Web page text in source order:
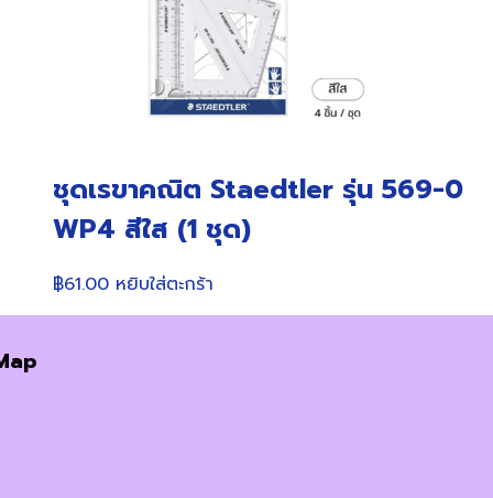
ชุดเรขาคณิต Staedtler รุ่น 569-0
WP4 สีใส (1 ชุด)
฿61.00 หยิบใส่ตะกร้า